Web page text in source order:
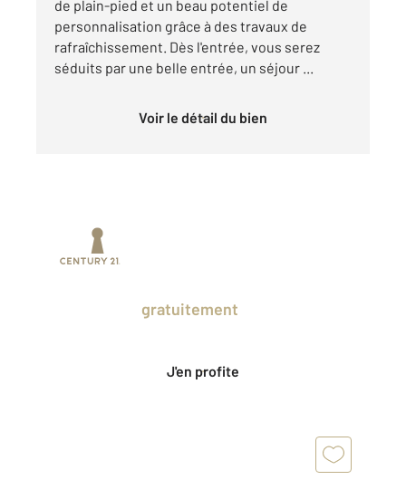
de plain-pied et un beau potentiel de
personnalisation grâce à des travaux de
rafraîchissement. Dès l'entrée, vous serez
séduits par une belle entrée, un séjour ...
Voir le détail du bien
gratuitement
J'en profite